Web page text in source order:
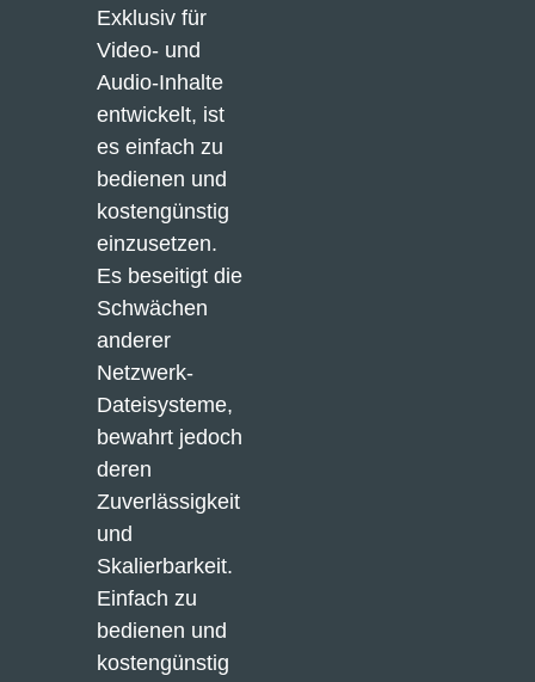
Exklusiv für
Video- und
Audio-Inhalte
entwickelt, ist
es einfach zu
bedienen und
kostengünstig
einzusetzen.
Es beseitigt die
Schwächen
anderer
Netzwerk-
Dateisysteme,
bewahrt jedoch
deren
Zuverlässigkeit
und
Skalierbarkeit.
Einfach zu
bedienen und
kostengünstig